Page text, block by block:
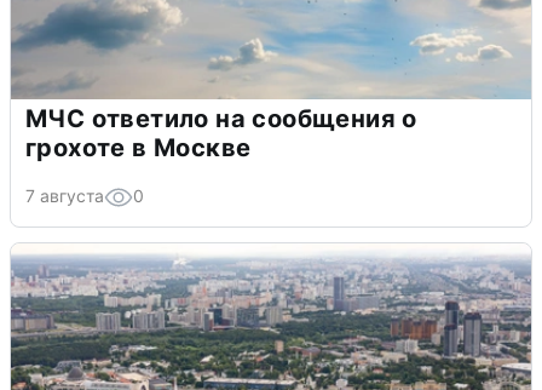
МЧС ответило на сообщения о
грохоте в Москве
7 августа 0